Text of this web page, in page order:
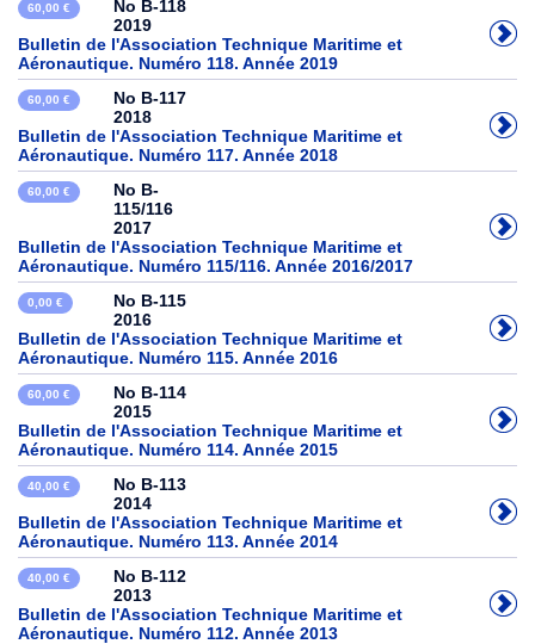
60,00 €
No B-118
2019
Bulletin de l'Association Technique Maritime et
Aéronautique. Numéro 118. Année 2019
60,00 €
No B-117
2018
Bulletin de l'Association Technique Maritime et
Aéronautique. Numéro 117. Année 2018
60,00 €
No B-
115/116
2017
Bulletin de l'Association Technique Maritime et
Aéronautique. Numéro 115/116. Année 2016/2017
0,00 €
No B-115
2016
Bulletin de l'Association Technique Maritime et
Aéronautique. Numéro 115. Année 2016
60,00 €
No B-114
2015
Bulletin de l'Association Technique Maritime et
Aéronautique. Numéro 114. Année 2015
40,00 €
No B-113
2014
Bulletin de l'Association Technique Maritime et
Aéronautique. Numéro 113. Année 2014
40,00 €
No B-112
2013
Bulletin de l'Association Technique Maritime et
Aéronautique. Numéro 112. Année 2013